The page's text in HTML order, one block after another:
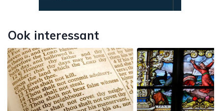
Ook interessant